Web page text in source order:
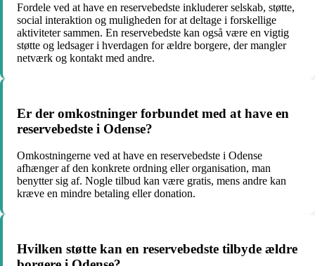
Fordele ved at have en reservebedste inkluderer selskab, støtte,
social interaktion og muligheden for at deltage i forskellige
aktiviteter sammen. En reservebedste kan også være en vigtig
støtte og ledsager i hverdagen for ældre borgere, der mangler
netværk og kontakt med andre.
Er der omkostninger forbundet med at have en
reservebedste i Odense?
Omkostningerne ved at have en reservebedste i Odense
afhænger af den konkrete ordning eller organisation, man
benytter sig af. Nogle tilbud kan være gratis, mens andre kan
kræve en mindre betaling eller donation.
Hvilken støtte kan en reservebedste tilbyde ældre